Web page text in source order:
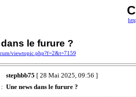
le furure ?
viewtopic.php?f=2&t=7159
stephbb75 [ 28 Mai 2025, 09:56 ]
Une news dans le furure ?